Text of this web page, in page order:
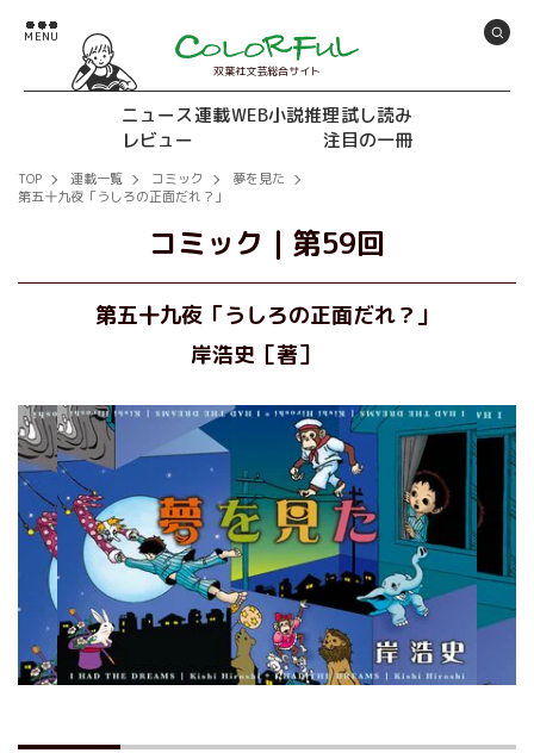
双葉社文芸総合サイト
ニュース連載WEB小説推理試し読み
レビュー
注目の一冊
TOP 連載一覧 コミック
夢を見た
第五十九夜「うしろの正面だれ？」
コミック ｜ 第59回
第五十九夜「うしろの正面だれ？」
岸浩史［著］